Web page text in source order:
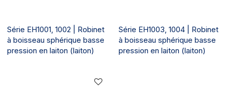
Série EH1001, 1002 | Robinet
à boisseau sphérique basse
pression en laiton (laiton)
Série EH1003, 1004 | Robinet
à boisseau sphérique basse
pression en laiton (laiton)